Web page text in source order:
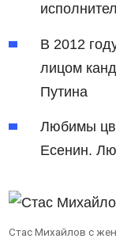
В 2012
лицом
Путина
Любимы
Есенин.
Стас Михайлов с